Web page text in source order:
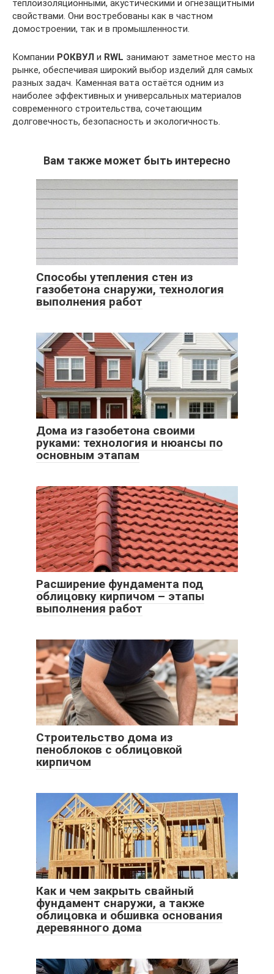
теплоизоляционными, акустическими и огнезащитными
свойствами. Они востребованы как в частном
домостроении, так и в промышленности.
Компании РОКВУЛ и RWL занимают заметное место на
рынке, обеспечивая широкий выбор изделий для самых
разных задач. Каменная вата остаётся одним из
наиболее эффективных и универсальных материалов
современного строительства, сочетающим
долговечность, безопасность и экологичность.
Вам также может быть интересно
Способы утепления стен из
газобетона снаружи, технология
выполнения работ
Дома из газобетона своими
руками: технология и нюансы по
основным этапам
Расширение фундамента под
облицовку кирпичом – этапы
выполнения работ
Строительство дома из
пеноблоков с облицовкой
кирпичом
Как и чем закрыть свайный
фундамент снаружи, а также
облицовка и обшивка основания
деревянного дома